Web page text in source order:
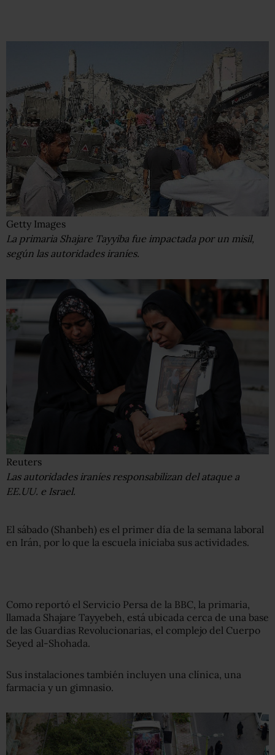
Getty Images
La primaria Shajare Tayyiba fue impactada por un misil,
según las autoridades iraníes.
Reuters
Las autoridades iraníes responsabilizan del ataque a
EE.UU. e Israel.
El sábado (Shanbeh) es el primer día de la semana laboral
en Irán, por lo que la escuela iniciaba sus actividades.
Como reportó el Servicio Persa de la BBC, la primaria,
llamada Shajare Tayyebeh, está ubicada cerca de una base
de las Guardias Revolucionarias, el complejo del Cuerpo
Seyed al-Shohada.
Sus instalaciones también incluyen una clínica, una
farmacia y un gimnasio.